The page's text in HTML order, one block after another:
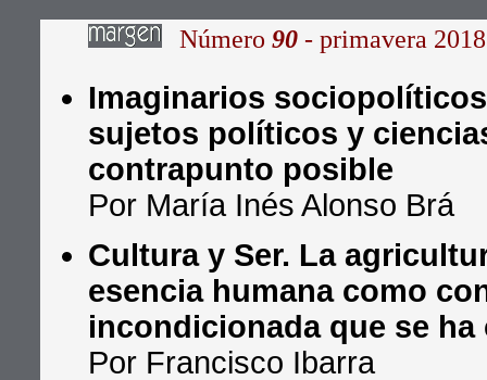
Número 90 - primavera 2018
Imaginarios
sujetos políticos y
contrapunto posible
Por María Inés Alonso Brá
Cultura y Ser. La
esencia humana como
incondicionada que se
Por Francisco Ibarra